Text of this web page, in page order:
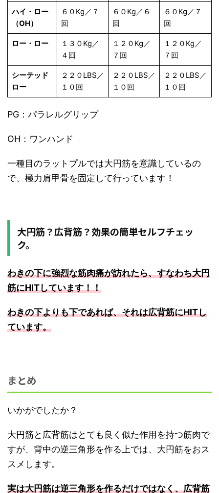
ハイ・ロー
（OH）
６０Kg／７
回
６０Kg／６
回
６０Kg／７
回
ロー・ロー
１３０Kg／
４回
１２０Kg／
７回
１２０Kg／
７回
シーテッド
ロー
２２０LBS／
１０回
２２０LBS／
１０回
２２０LBS／
１０回
PG：パラレルグリップ
OH：ワンハンド
一種目のラットプルでは大円筋を意識しているの
で、極力肩甲骨を固定して行っています！
大円筋？広背筋？効果の簡単セルフチェッ
ク。
わきの下に強烈な筋肉痛が訪れたら、すなわち大円
筋にHITしています！！
わきの下よりも下であれば、それは広背筋にHITし
ています。
まとめ
いかがでしたか？
大円筋と広背筋はとても良く似た作用を持つ筋肉で
すが、背中の逆三角形を作る上では、大円筋をおス
スメします。
実は大円筋は逆三角形を作るだけではなく、広背筋